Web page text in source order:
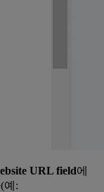
URL field에
예: